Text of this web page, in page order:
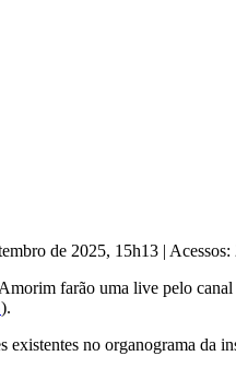
de 2025, 15h13 | Acessos:
farão uma live pelo
).
existentes no organograma da